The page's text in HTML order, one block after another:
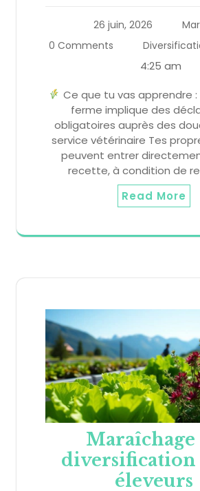
26 juin, 2026
0 Comments
4:25 am
Ce que tu vas apprendre :
ferme implique des
obligatoires auprès des
service vétérinaire Tes
peuvent entrer
recette, à condition de
Read More
Maraîchage
éleveurs